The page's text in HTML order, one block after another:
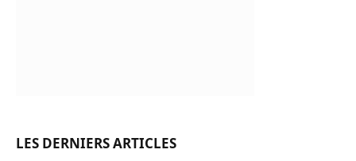
LES DERNIERS ARTICLES